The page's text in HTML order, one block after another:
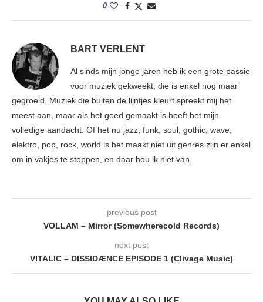
0
BART VERLENT
Al sinds mijn jonge jaren heb ik een grote passie
voor muziek gekweekt, die is enkel nog maar
gegroeid. Muziek die buiten de lijntjes kleurt spreekt mij het
meest aan, maar als het goed gemaakt is heeft het mijn
volledige aandacht. Of het nu jazz, funk, soul, gothic, wave,
elektro, pop, rock, world is het maakt niet uit genres zijn er enkel
om in vakjes te stoppen, en daar hou ik niet van.
previous post
VOLLAM – Mirror (Somewherecold Records)
next post
VITALIC – DISSIDÆNCE EPISODE 1 (Clivage Music)